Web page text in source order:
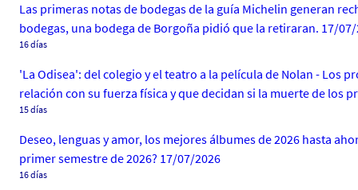
Las primeras notas de bodegas de la guía Michelin generan
bodegas, una bodega de Borgoña pidió que la retiraran. 17/
16 días
'La Odisea': del colegio y el teatro a la película de Nolan - Los
relación con su fuerza física y que decidan si la muerte de los
15 días
Deseo, lenguas y amor, los mejores álbumes de 2026 hasta
primer semestre de 2026? 17/07/2026
16 días